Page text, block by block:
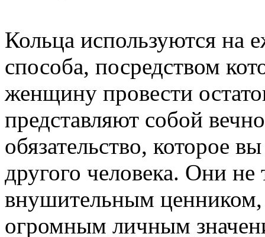
Кольца используются на
способа, посредством
женщину провести
представляют собой
обязательство, которое
другого человека. Они не
внушительным ценником,
огромным личным